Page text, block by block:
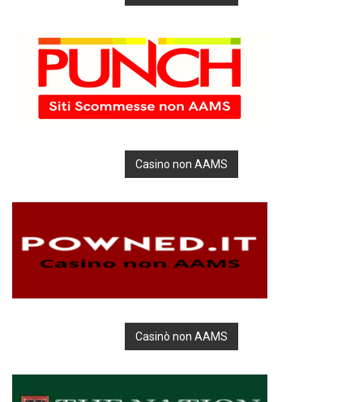
Casino non AAMS
Casinò non AAMS